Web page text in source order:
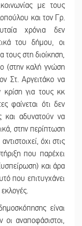
με τους
και τον Γρ.
χρόνια δεν
του δήμου, οι
τους στη διοίκηση,
(στην καλή γνώση
Στ. Αργειτάκο να
για τους κκ
φαίνεται ότι δεν
και αδυνατούν να
στην περίπτωση
όχι στις
που παρέχει
και άρα
που επιτυγχάνει
είναι
αναποφάσιστοι,